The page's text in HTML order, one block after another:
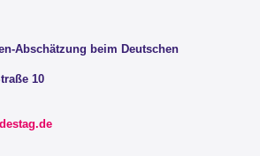
Abschätzung beim Deutschen
10